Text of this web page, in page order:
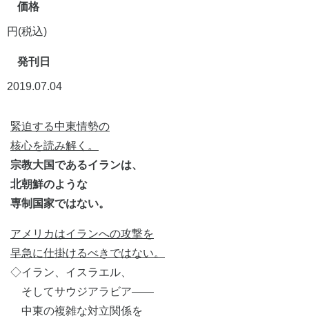
価格
円(税込)
発刊日
2019.07.04
緊迫する中東情勢の
核心を読み解く。
宗教大国であるイランは、
北朝鮮のような
専制国家ではない。
アメリカはイランへの攻撃を
早急に仕掛けるべきではない。
◇イラン、イスラエル、
そしてサウジアラビア――
中東の複雑な対立関係を